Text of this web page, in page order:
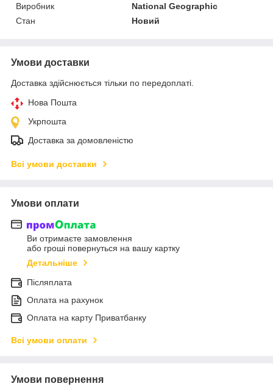
Виробник
National Geographic
Стан
Новий
Умови доставки
Доставка здійснюється тільки по передоплаті.
Нова Пошта
Укрпошта
Доставка за домовленістю
Всі умови доставки
Умови оплати
Ви отримаєте замовлення
або гроші повернуться на вашу картку
Детальніше
Післяплата
Оплата на рахунок
Оплата на карту Приватбанку
Всі умови оплати
Умови повернення